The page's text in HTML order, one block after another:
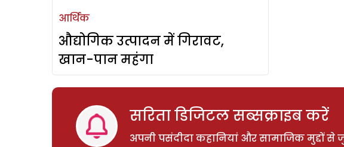
आर्थिक
औद्योगिक उत्पादन में गिरावट,
खान-पान महंगा
सरिता डिजिटल सब्सक्राइब करें
अपनी पसंदीदा कहानियां और सामाजिक मुद्दों से